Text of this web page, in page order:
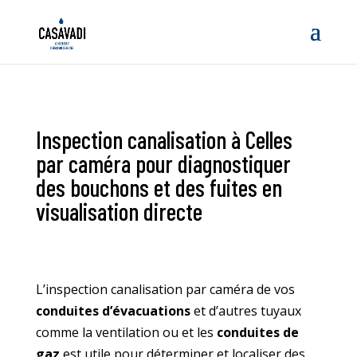
Inspection canalisation à Celles
par caméra pour diagnostiquer
des bouchons et des fuites en
visualisation directe
L’inspection canalisation par caméra de vos
conduites d’évacuationset d’autres tuyaux
comme la ventilation ou et les conduites de